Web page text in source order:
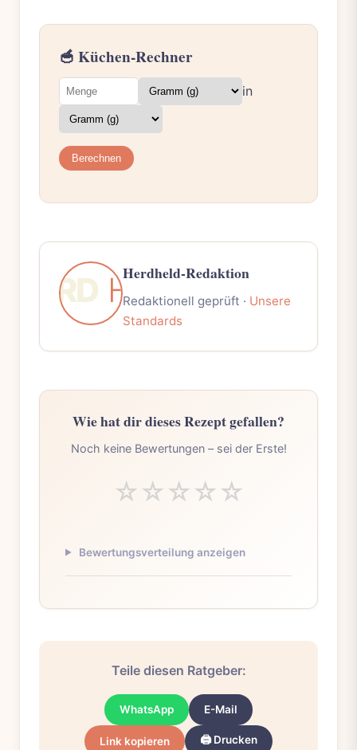
🥣 Küchen-Rechner
in
Berechnen
Herdheld-Redaktion
Redaktionell geprüft · Unsere
Standards
Wie hat dir dieses Rezept gefallen?
Noch keine Bewertungen – sei der Erste!
☆☆☆☆☆
Bewertungsverteilung anzeigen
Teile diesen Ratgeber:
WhatsApp E-Mail
Link kopieren 🖨️ Drucken